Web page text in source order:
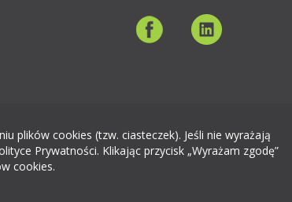
plików cookies (tzw. ciasteczek). Jeśli nie wyrażają
Prywatności. Klikając przycisk „Wyrażam zgodę”
cookies.